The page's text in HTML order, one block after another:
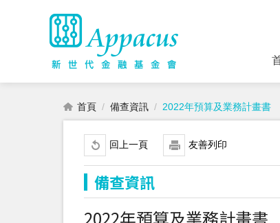
首頁 備查資訊 2022年預算及業務計畫書
回上一頁 友善列印
備查資訊
2022年預算及業務計畫書